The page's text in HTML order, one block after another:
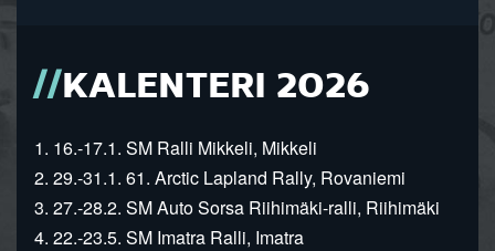
KALENTERI 2026
1. 16.-17.1. SM Ralli Mikkeli, Mikkeli
2. 29.-31.1. 61. Arctic Lapland Rally, Rovaniemi
3. 27.-28.2. SM Auto Sorsa Riihimäki-ralli, Riihimäki
4. 22.-23.5. SM Imatra Ralli, Imatra